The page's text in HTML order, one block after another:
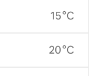
15 °C
20 °C